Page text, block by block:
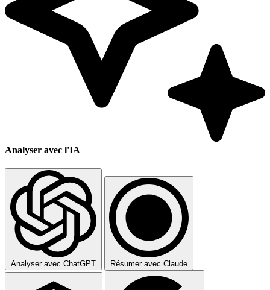
Analyser avec l'IA
Analyser avec ChatGPT Résumer avec Claude